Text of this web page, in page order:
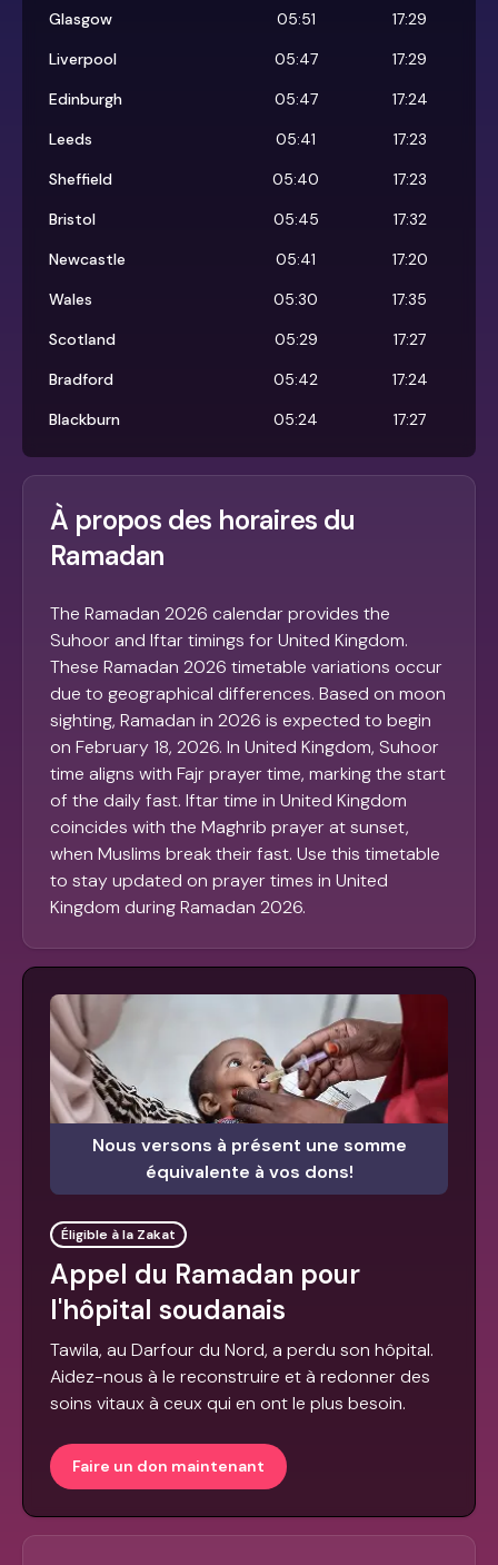
Glasgow
05:51
17:29
Liverpool
05:47
17:29
Edinburgh
05:47
17:24
Leeds
05:41
17:23
Sheffield
05:40
17:23
Bristol
05:45
17:32
Newcastle
05:41
17:20
Wales
05:30
17:35
Scotland
05:29
17:27
Bradford
05:42
17:24
Blackburn
05:24 17:27
À propos des horaires du
Ramadan
The Ramadan 2026 calendar provides the
Suhoor and Iftar timings for United Kingdom.
These Ramadan 2026 timetable variations occur
due to geographical differences. Based on moon
sighting, Ramadan in 2026 is expected to begin
on February 18, 2026. In United Kingdom, Suhoor
time aligns with Fajr prayer time, marking the start
of the daily fast. Iftar time in United Kingdom
coincides with the Maghrib prayer at sunset,
when Muslims break their fast. Use this timetable
to stay updated on prayer times in United
Kingdom during Ramadan 2026.
Nous versons à présent une somme
équivalente à vos dons!
Éligible à la Zakat
Appel du Ramadan pour
l'hôpital soudanais
Tawila, au Darfour du Nord, a perdu son hôpital.
Aidez-nous à le reconstruire et à redonner des
soins vitaux à ceux qui en ont le plus besoin.
Faire un don maintenant